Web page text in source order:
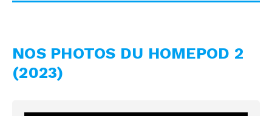
NOS PHOTOS DU HOMEPOD 2
(2023)